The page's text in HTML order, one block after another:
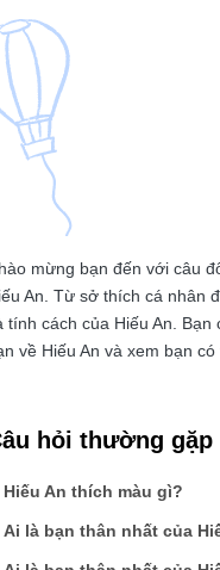
mừng bạn đến với câu
An. Từ sở thích cá nhân
tính cách của Hiếu An.
về Hiếu An và xem bạn
hỏi thường gặp
Hiếu An thích màu gì?
Ai là bạn thân nhất của